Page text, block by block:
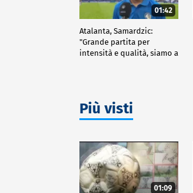
01:42
Atalanta, Samardzic:
"Grande partita per
intensità e qualità, siamo a
Più visti
01:09